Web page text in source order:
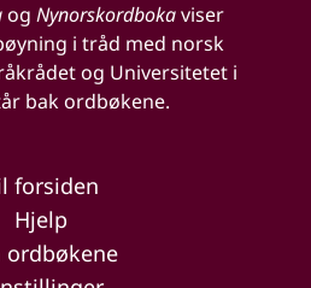
og Nynorskordbokaviser
i tråd med norsk
og Universitetet i
bak ordbøkene.
forsiden
Hjelp
ordbøkene